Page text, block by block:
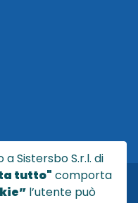
Sistersbo S.r.l. di
tutto" comporta
l’utente può